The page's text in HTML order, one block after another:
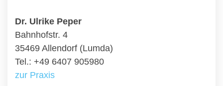
Dr. Ulrike Peper
Bahnhofstr. 4
35469 Allendorf (Lumda)
Tel.: +49 6407 905980
zur Praxis